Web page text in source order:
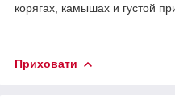
корягах, камышах и густой
Приховати